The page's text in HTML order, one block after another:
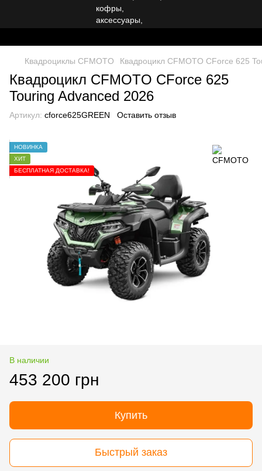
Квадроциклы CFMOTO Квадроцикл CFMOTO CForce 625
Квадроцикл CFMOTO CForce 625
Touring Advanced 2026
Артикул: cforce625GREEN Оставить отзыв
НОВИНКА
ХИТ
БЕСПЛАТНАЯ ДОСТАВКА!
В наличии
453 200 грн
Купить
Быстрый заказ